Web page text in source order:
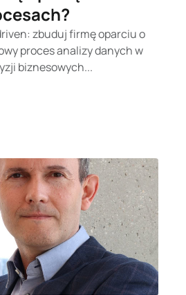
zbuduj firmę oparciu o
proces analizy danych w
biznesowych...